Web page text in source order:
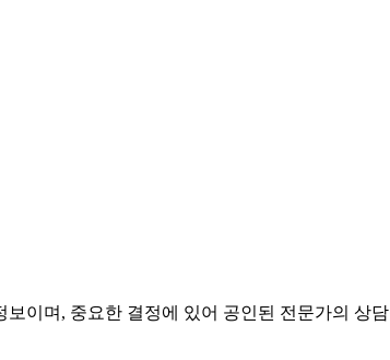
이며, 중요한 결정에 있어 공인된 전문가의 상